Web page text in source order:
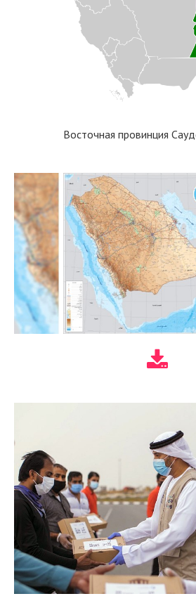
Восточная провинция